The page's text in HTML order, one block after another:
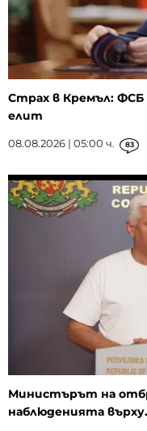
Страх в Кремъл: ФСБ
елит
08.08.2026 | 05:00 ч. 83
Министърът на
наблюденията